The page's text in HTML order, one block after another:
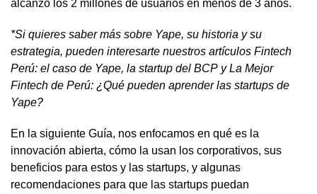
alcanzó los 2 millones de usuarios en menos de 3 años.
*Si quieres saber más sobre Yape, su historia y su
estrategia, pueden interesarte nuestros artículos Fintech
Perú: el caso de Yape, la startup del BCP yLa Mejor
Fintech de Perú: ¿Qué pueden aprender las startups de
Yape?
En la siguiente Guía, nos enfocamos en qué es la
innovación abierta, cómo la usan los corporativos, sus
beneficios para estos y las startups, y algunas
recomendaciones para que las startups puedan